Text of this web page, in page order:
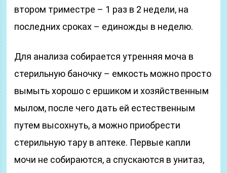
втором триместре – 1 раз в 2 недели, на
последних сроках – единожды в неделю.
Для анализа собирается утренняя моча в
стерильную баночку – емкость можно просто
вымыть хорошо с ершиком и хозяйственным
мылом, после чего дать ей естественным
путем высохнуть, а можно приобрести
стерильную тару в аптеке. Первые капли
мочи не собираются, а спускаются в унитаз,